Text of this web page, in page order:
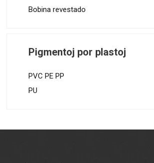
Bobina revestado
Pigmentoj por plastoj
PVC PE PP
PU